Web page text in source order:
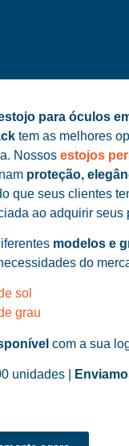
para óculos
tem as melhores
Nossos estojos
proteção,
que seus clientes
ao adquirir seus
modelos e
do
sol
grau
com a sua
unidades |